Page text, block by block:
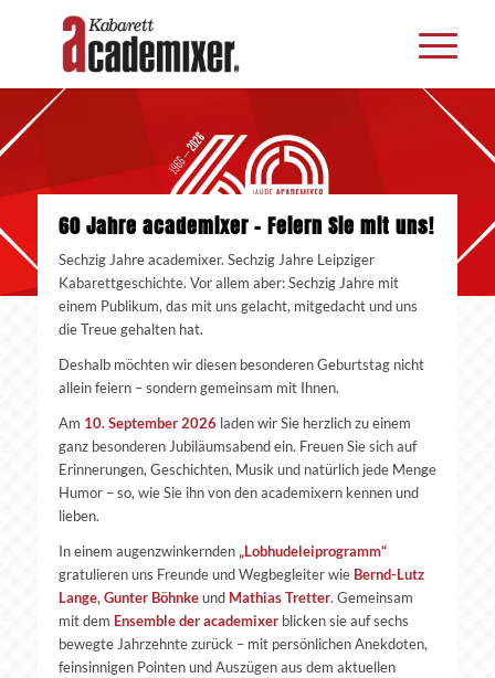
60 Jahre academixer – Feiern Sie mit uns!
Sechzig Jahre academixer. Sechzig Jahre Leipziger
Kabarettgeschichte. Vor allem aber: Sechzig Jahre mit
einem Publikum, das mit uns gelacht, mitgedacht und uns
die Treue gehalten hat.
Deshalb möchten wir diesen besonderen Geburtstag nicht
allein feiern – sondern gemeinsam mit Ihnen.
Am 10. September 2026 laden wir Sie herzlich zu einem
ganz besonderen Jubiläumsabend ein. Freuen Sie sich auf
Erinnerungen, Geschichten, Musik und natürlich jede Menge
Humor – so, wie Sie ihn von den academixern kennen und
lieben.
In einem augenzwinkernden „Lobhudeleiprogramm“
gratulieren uns Freunde und Wegbegleiter wie Bernd-Lutz
Lange, Gunter Böhnkeund Mathias Tretter. Gemeinsam
mit dem Ensemble der academixerblicken sie auf sechs
bewegte Jahrzehnte zurück – mit persönlichen Anekdoten,
feinsinnigen Pointen und Auszügen aus dem aktuellen